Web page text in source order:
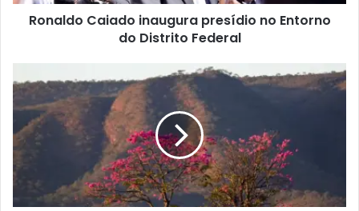
Ronaldo Caiado inaugura presídio no Entorno
do Distrito Federal